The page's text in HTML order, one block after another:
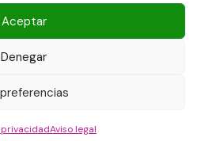
Aceptar
Denegar
Aviso legal
Caseras de Isa. Powered by Las